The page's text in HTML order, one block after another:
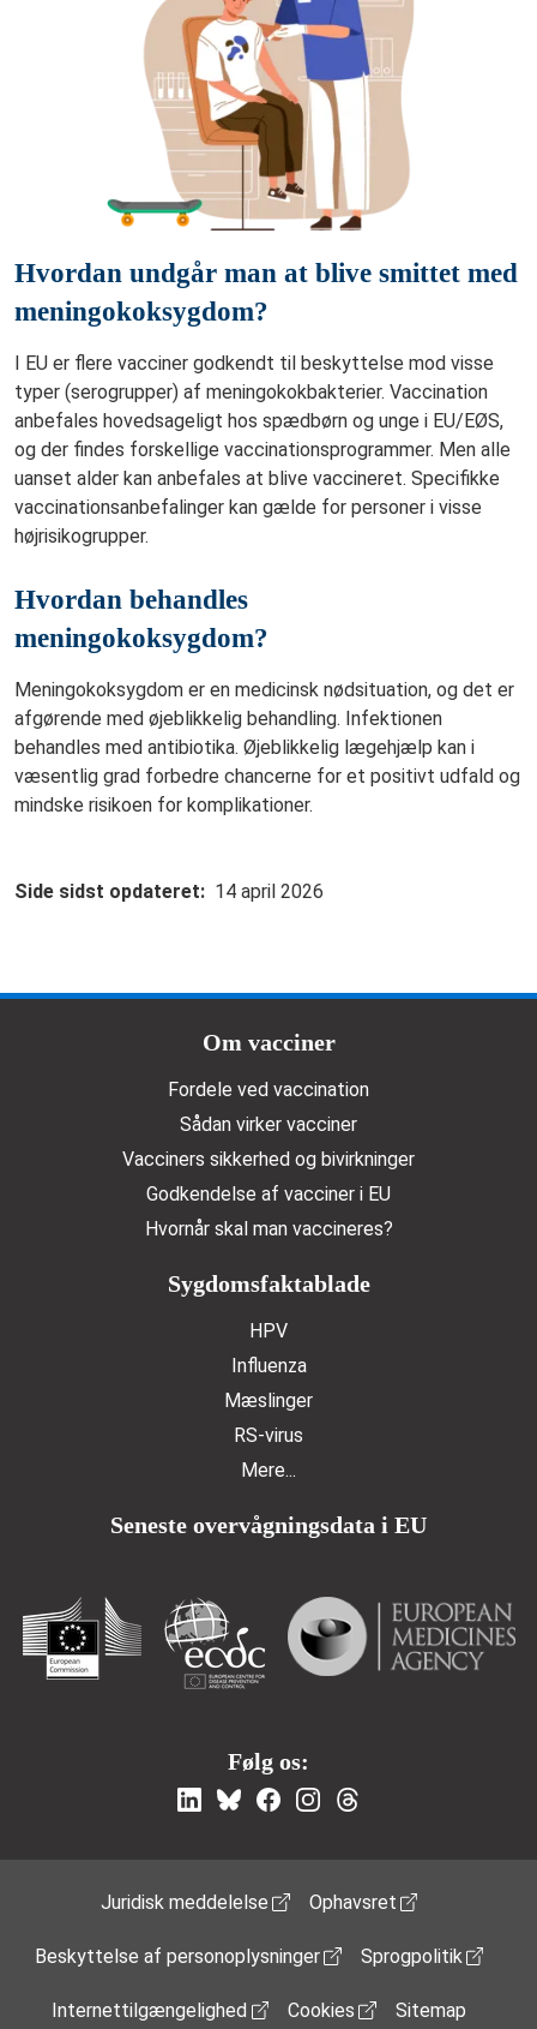
Hvordan undgår man at blive smittet med
meningokoksygdom?
I EU er flere vacciner godkendt til beskyttelse mod visse
typer (serogrupper) af meningokokbakterier. Vaccination
anbefales hovedsageligt hos spædbørn og unge i EU/EØS,
og der findes forskellige vaccinationsprogrammer. Men alle
uanset alder kan anbefales at blive vaccineret. Specifikke
vaccinationsanbefalinger kan gælde for personer i visse
højrisikogrupper.
Hvordan behandles
meningokoksygdom?
Meningokoksygdom er en medicinsk nødsituation, og det er
afgørende med øjeblikkelig behandling. Infektionen
behandles med antibiotika. Øjeblikkelig lægehjælp kan i
væsentlig grad forbedre chancerne for et positivt udfald og
mindske risikoen for komplikationer.
Side sidst opdateret 14 april 2026
Doormat menuOm vacciner
Fordele ved vaccination
Sådan virker vacciner
Vacciners sikkerhed og bivirkninger
Godkendelse af vacciner i EU
Hvornår skal man vaccineres?
Sygdomsfaktablade
HPV
Influenza
Mæslinger
RS-virus
Mere...
Seneste overvågningsdata i EU
Følg os:
Footer Menu
Juridisk meddelelse Ophavsret
Beskyttelse af personoplysninger Sprogpolitik
Internettilgængelighed Cookies Sitemap